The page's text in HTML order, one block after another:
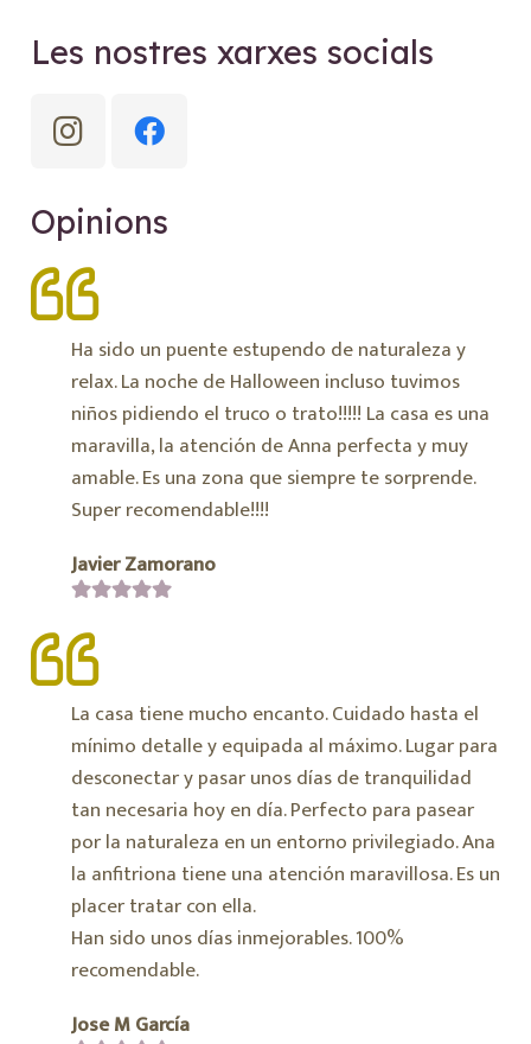
Les nostres xarxes socials
Opinions
Ha sido un puente estupendo de naturaleza y
relax. La noche de Halloween incluso tuvimos
niños pidiendo el truco o trato!!!!! La casa es una
maravilla, la atención de Anna perfecta y muy
amable. Es una zona que siempre te sorprende.
Super recomendable!!!!
Javier Zamorano
La casa tiene mucho encanto. Cuidado hasta el
mínimo detalle y equipada al máximo. Lugar para
desconectar y pasar unos días de tranquilidad
tan necesaria hoy en día. Perfecto para pasear
por la naturaleza en un entorno privilegiado. Ana
la anfitriona tiene una atención maravillosa. Es un
placer tratar con ella.
Han sido unos días inmejorables. 100%
recomendable.
Jose M García